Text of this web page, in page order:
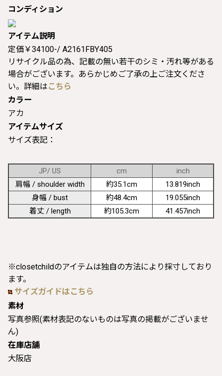
コンディション
アイテム説明
定価￥34100-/ A2161FBY405
リサイクル品の為、記載の無い若干のシミ・汚れ等がある
場合がございます。あらかじめご了承の上ご注文くださ
い。詳細は こちら
カラー
アカ
アイテムサイズ
サイズ表記：
JP/ US cm
inch
肩幅 / shoulder width
約35.1cm
13.819inch
身幅 / bust
約48.4cm
19.055inch
着丈 / length
約105.3cm 41.457inch
※closetchildのアイテムは独自の方法により採寸しており
ます。
サイズガイドはこちら
素材
写真参照(素材表記のないものは写真の掲載がございませ
ん)
在庫店舗
大阪店